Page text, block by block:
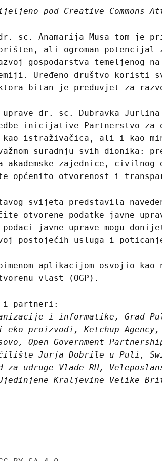
pod Creative
sc. Anamarija Musa tom je
ali ogroman potencijal
gospodarstva temeljenog
Uređeno društvo koristi
bitan je preduvjet za
dr. sc. Dubravka
inicijative Partnerstvo
kao istraživačica, ali i kao
suradnju svih dionika:
zajednice, civilnog
općenito otvorenost i
svijeta predstavila
otvorene podatke javne
javne uprave mogu
postojećih usluga i
aplikacijom osvojio kao
vlast (OGP).
i partneri:
i informatike, Grad
proizvodi, Ketchup
Open Government
Jurja Dobrile u Puli,
udruge Vlade RH,
Ujedinjene Kraljevine Velike